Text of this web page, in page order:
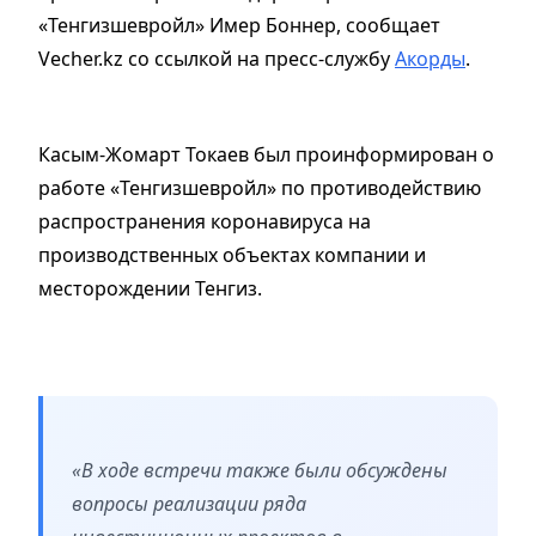
«Тенгизшевройл» Имер Боннер, сообщает
Vecher.kz со ссылкой на пресс-службуАкорды.
Касым-Жомарт Токаев был проинформирован о
работе «Тенгизшевройл» по противодействию
распространения коронавируса на
производственных объектах компании и
месторождении Тенгиз.
«В ходе встречи также были обсуждены
вопросы реализации ряда